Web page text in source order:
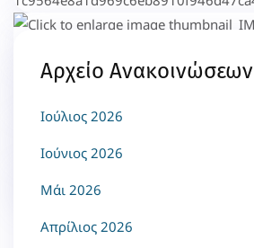
Αρχείο Ανακοινώσεων
Ιούλιος 2026
Ιούνιος 2026
Μάι 2026
Απρίλιος 2026